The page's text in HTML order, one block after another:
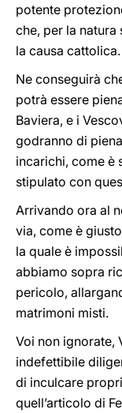
potente
che, per la natura
la causa cattolica.
Ne conseguirà
potrà essere
Baviera, e i
godranno di
incarichi, come è
stipulato con
Arrivando ora al
via, come è
la quale è
abbiamo sopra
pericolo,
matrimoni misti.
Voi non ignorate,
indefettibile
di inculcare
quell’articolo di